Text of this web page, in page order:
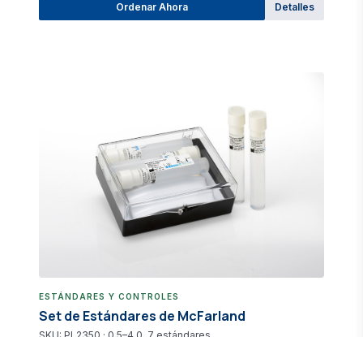
Ordenar Ahora Detalles
ESTÁNDARES Y CONTROLES
Set de Estándares de McFarland